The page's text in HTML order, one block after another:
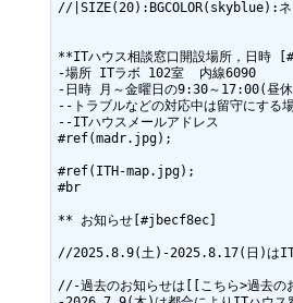
//|SIZE(20):BGCOLOR(skyblue):ネ
**ITハウス相談窓口開設場所，日時
-場所 ITラボ 102室  内線6090
-日時 月～金曜日の9:30～17:00(昼
--トラブルなどの対応中は留守にする
--ITハウスメールアドレス
#ref(madr.jpg);
#ref(ITH-map.jpg);
#br
** お知らせ[#jbecf8ec]
//2025.8.9(土)-2025.8.17(日)はITハ
//-過去のお知らせは[[こちら>過去の